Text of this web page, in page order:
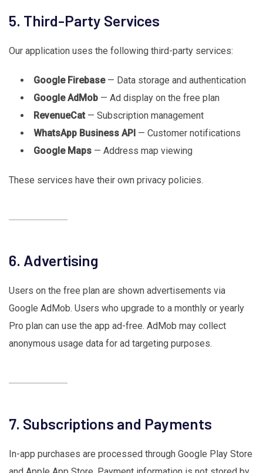
5. Third-Party Services
Our application uses the following third-party services:
Google Firebase— Data storage and authentication
Google AdMob — Ad display on the free plan
RevenueCat — Subscription management
WhatsApp Business API — Customer notifications
Google Maps — Address map viewing
These services have their own privacy policies.
6. Advertising
Users on the free plan are shown advertisements via
Google AdMob. Users who upgrade to a monthly or yearly
Pro plan can use the app ad-free. AdMob may collect
anonymous usage data for ad targeting purposes.
7. Subscriptions and Payments
In-app purchases are processed through Google Play Store